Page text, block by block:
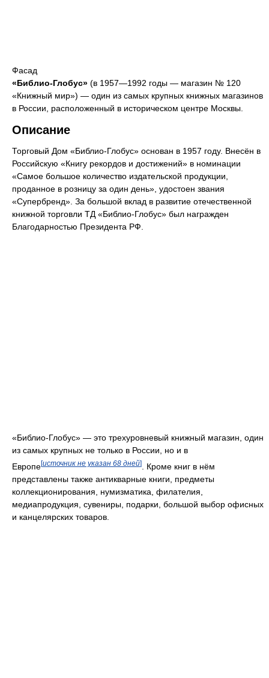
Фасад
«Библио-Глобус» (в 1957—1992 годы — магазин № 120
«Книжный мир») — один из самых крупных книжных магазинов
в России, расположенный в историческом центре Москвы.
Описание
Торговый Дом «Библио-Глобус» основан в 1957 году. Внесён в
Российскую «Книгу рекордов и достижений» в номинации
«Самое большое количество издательской продукции,
проданное в розницу за один день», удостоен звания
«Супербренд». За большой вклад в развитие отечественной
книжной торговли ТД «Библио-Глобус» был награжден
Благодарностью Президента РФ.
«Библио-Глобус» — это трехуровневый книжный магазин, один
из самых крупных не только в России, но и в
Европе[источник не указан 68 дней]
. Кроме книг в нём
представлены также антикварные книги, предметы
коллекционирования, нумизматика, филателия,
медиапродукция, сувениры, подарки, большой выбор офисных
и канцелярских товаров.